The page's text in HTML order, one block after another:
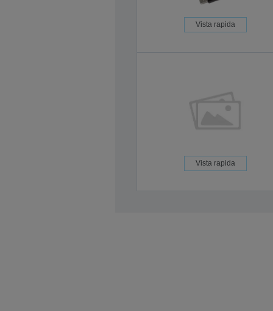
Vista rapida
Vista rapida